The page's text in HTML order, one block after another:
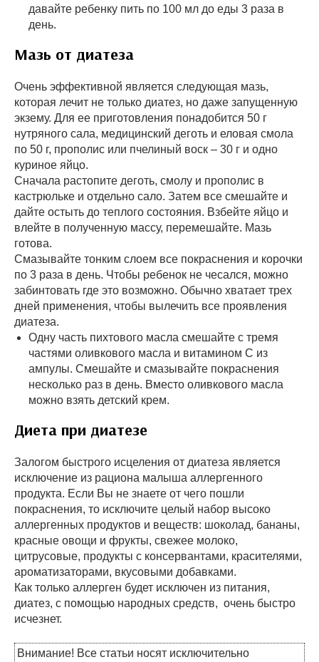
давайте ребенку пить по 100 мл до еды 3 раза в
день.
Мазь от диатеза
Очень эффективной является следующая мазь,
которая лечит не только диатез, но даже запущенную
экзему. Для ее приготовления понадобится 50 г
нутряного сала, медицинский деготь и еловая смола
по 50 г, прополис или пчелиный воск – 30 г и одно
куриное яйцо.
Сначала растопите деготь, смолу и прополис в
кастрюльке и отдельно сало. Затем все смешайте и
дайте остыть до теплого состояния. Взбейте яйцо и
влейте в полученную массу, перемешайте. Мазь
готова.
Смазывайте тонким слоем все покраснения и корочки
по 3 раза в день. Чтобы ребенок не чесался, можно
забинтовать где это возможно. Обычно хватает трех
дней применения, чтобы вылечить все проявления
диатеза.
Одну часть пихтового масла смешайте с тремя
частями оливкового масла и витамином С из
ампулы. Смешайте и смазывайте покраснения
несколько раз в день. Вместо оливкового масла
можно взять детский крем.
Диета при диатезе
Залогом быстрого исцеления от диатеза является
исключение из рациона малыша аллергенного
продукта. Если Вы не знаете от чего пошли
покраснения, то исключите целый набор высоко
аллергенных продуктов и веществ: шоколад, бананы,
красные овощи и фрукты, свежее молоко,
цитрусовые, продукты с консервантами, красителями,
ароматизаторами, вкусовыми добавками.
Как только аллерген будет исключен из питания,
диатез, с помощью народных средств, очень быстро
исчезнет.
Внимание! Все статьи носят исключительно